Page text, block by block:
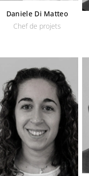
Daniele Di Matteo
Chef de projets